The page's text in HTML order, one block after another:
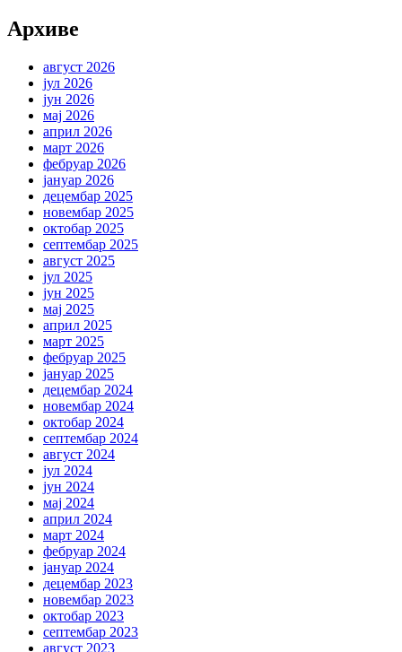
Архиве
август 2026
јул 2026
јун 2026
мај 2026
април 2026
март 2026
фебруар 2026
јануар 2026
децембар 2025
новембар 2025
октобар 2025
септембар 2025
август 2025
јул 2025
јун 2025
мај 2025
април 2025
март 2025
фебруар 2025
јануар 2025
децембар 2024
новембар 2024
октобар 2024
септембар 2024
август 2024
јул 2024
јун 2024
мај 2024
април 2024
март 2024
фебруар 2024
јануар 2024
децембар 2023
новембар 2023
октобар 2023
септембар 2023
август 2023